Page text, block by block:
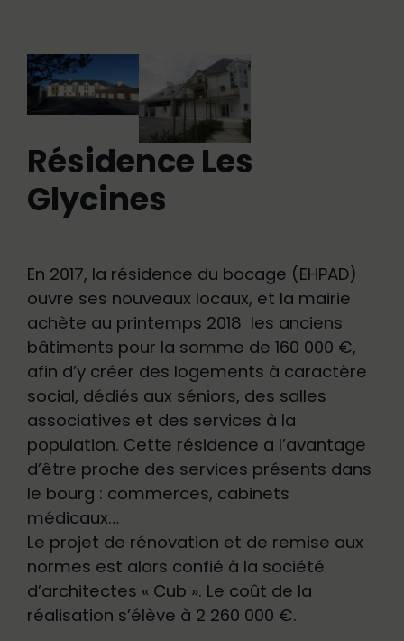
Résidence Les
Glycines
En 2017, la résidence du bocage (EHPAD)
ouvre ses nouveaux locaux, et la mairie
achète au printemps 2018 les anciens
bâtiments pour la somme de 160 000 €,
afin d’y créer des logements à caractère
social, dédiés aux séniors, des salles
associatives et des services à la
population. Cette résidence a l’avantage
d’être proche des services présents dans
le bourg : commerces, cabinets
médicaux…
Le projet de rénovation et de remise aux
normes est alors confié à la société
d’architectes « Cub ». Le coût de la
réalisation s’élève à 2 260 000 €.